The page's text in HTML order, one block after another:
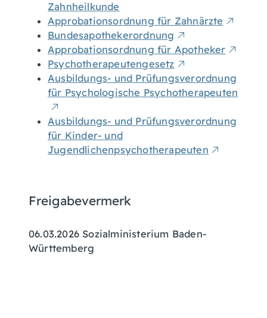
Zahnheilkunde
Approbationsordnung für Zahnärzte
Bundesapothekerordnung
Approbationsordnung für Apotheker
Psychotherapeutengesetz
Ausbildungs- und Prüfungsverordnung
für Psychologische Psychotherapeuten
Ausbildungs- und Prüfungsverordnung
für Kinder- und
Jugendlichenpsychotherapeuten
Freigabevermerk
06.03.2026 Sozialministerium Baden-
Württemberg